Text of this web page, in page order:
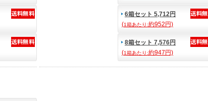
6箱セット 5,712円
(1箱あたり:約952円)
8箱セット 7,576円
(1箱あたり:約947円)